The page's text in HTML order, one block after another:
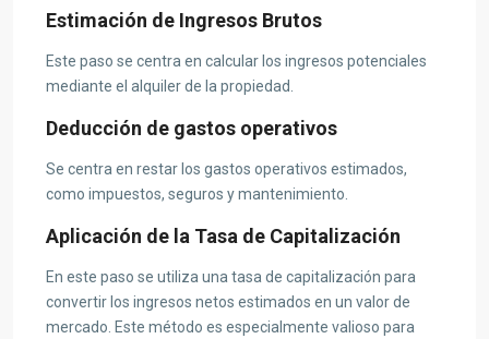
Estimación de Ingresos Brutos
Este paso se centra en calcular los ingresos potenciales
mediante el alquiler de la propiedad.
Deducción de gastos operativos
Se centra en restar los gastos operativos estimados,
como impuestos, seguros y mantenimiento.
Aplicación de la Tasa de Capitalización
En este paso se utiliza una tasa de capitalización para
convertir los ingresos netos estimados en un valor de
mercado. Este método es especialmente valioso para